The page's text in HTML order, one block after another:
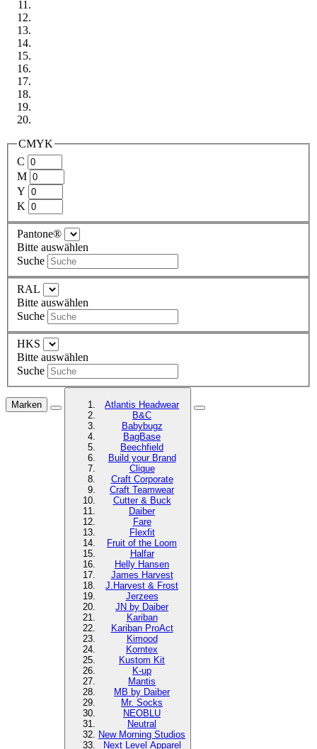
CMYK
C
M
Y
K
Pantone®
Bitte auswählen
Suche
RAL
Bitte auswählen
Suche
HKS
Bitte auswählen
Suche
Marken
Atlantis Headwear
B&C
Babybugz
BagBase
Beechfield
Build your Brand
Clique
Craft Corporate
Craft Teamwear
Cutter & Buck
Daiber
Fare
Flexfit
Fruit of the Loom
Halfar
Helly Hansen
James Harvest
J.Harvest & Frost
Jerzees
JN by Daiber
Kariban
Kariban ProAct
Kimood
Korntex
Kustom Kit
K-up
Mantis
MB by Daiber
Mr. Socks
NEOBLU
Neutral
New Morning Studios
Next Level Apparel